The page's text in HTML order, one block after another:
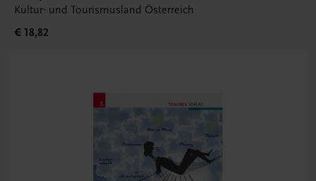
Kultur- und Tourismusland Österreich
€ 18,82